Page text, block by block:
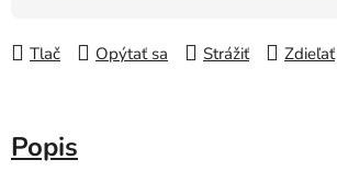
Tlač Opýtať sa Strážiť Zdieľať
Popis